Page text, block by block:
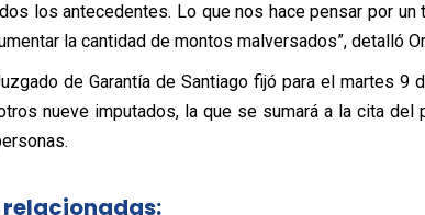
los antecedentes. Lo que nos hace pensar por
la cantidad de montos malversados”, detalló
de Garantía de Santiago fijó para el martes 9
nueve imputados, la que se sumará a la cita del